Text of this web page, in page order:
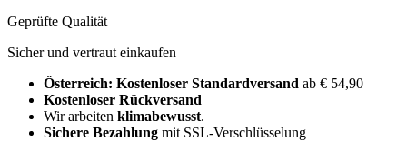
Geprüfte Qualität
Sicher und vertraut einkaufen
Österreich: Kostenloser Standardversand ab € 54,90
Kostenloser Rückversand
Wir arbeiten klimabewusst.
Sichere Bezahlung mit SSL-Verschlüsselung